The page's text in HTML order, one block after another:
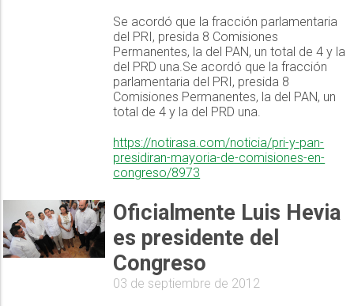
Se acordó que la fracción parlamentaria
del PRI, presida 8 Comisiones
Permanentes, la del PAN, un total de 4 y la
del PRD una.Se acordó que la fracción
parlamentaria del PRI, presida 8
Comisiones Permanentes, la del PAN, un
total de 4 y la del PRD una.
https://notirasa.com/noticia/pri-y-pan-
presidiran-mayoria-de-comisiones-en-
congreso/8973
Oficialmente Luis Hevia
es presidente del
Congreso
03 de septiembre de 2012